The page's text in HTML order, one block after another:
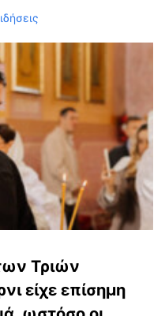
Τριών
είχε επίσημη